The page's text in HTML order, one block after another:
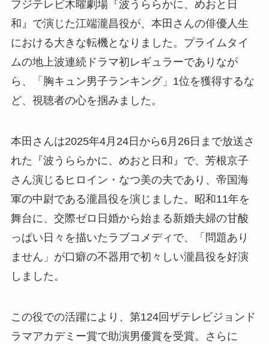
フジテレビ木曜劇場『波うららかに、めおと日
和』で演じた江端瀧昌役が、本田さんの俳優人生
における大きな転機となりました。プライムタイ
ムの地上波連続ドラマ初レギュラーでありなが
ら、「胸キュン男子ランキング」1位を獲得するな
ど、視聴者の心を掴みました。
本田さんは2025年4月24日から6月26日まで放送さ
れた『波うららかに、めおと日和』で、芳根京子
さん演じるヒロイン・なつ美の夫であり、帝国海
軍の中尉である瀧昌役を演じました。昭和11年を
舞台に、交際ゼロ日婚から始まる新婚夫婦の甘酸
っぱい日々を描いたラブコメディで、「問題あり
ません」が口癖の不器用で初々しい瀧昌役を好演
しました。
この役での活躍により、第124回ザテレビジョンド
ラマアカデミー賞で助演男優賞を受賞。さらに